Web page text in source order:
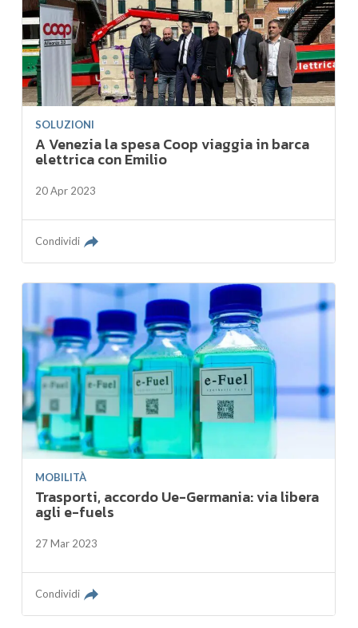
SOLUZIONI
A Venezia la spesa Coop viaggia in barca
elettrica con Emilio
20 Apr 2023
Condividi
MOBILITÀ
Trasporti, accordo Ue-Germania: via libera
agli e-fuels
27 Mar 2023
Condividi